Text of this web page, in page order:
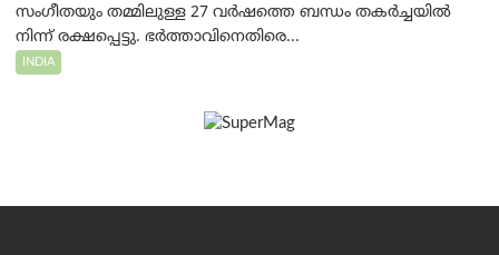
സംഗീതയും തമ്മിലുള്ള 27 വർഷത്തെ ബന്ധം തകർച്ചയിൽ
നിന്ന് രക്ഷപ്പെട്ടു. ഭർത്താവിനെതിരെ...
INDIA